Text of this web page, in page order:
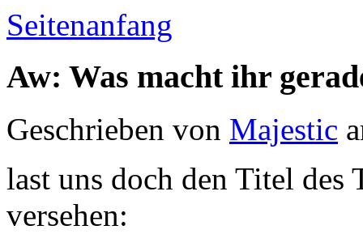
Seitenanfang
Aw: Was macht ihr
Geschrieben von Majestic
last uns doch den Titel des
versehen: